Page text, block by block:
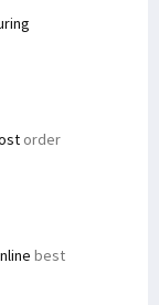
order
best